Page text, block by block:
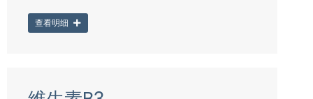
查看明细